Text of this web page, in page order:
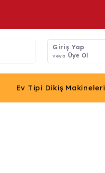
Giriş Yap
veya Üye Ol
Ev Tipi Dikiş Makineleri